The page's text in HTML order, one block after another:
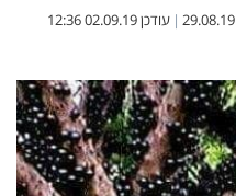
29.08.19
| עודכן02.09.19 12:36